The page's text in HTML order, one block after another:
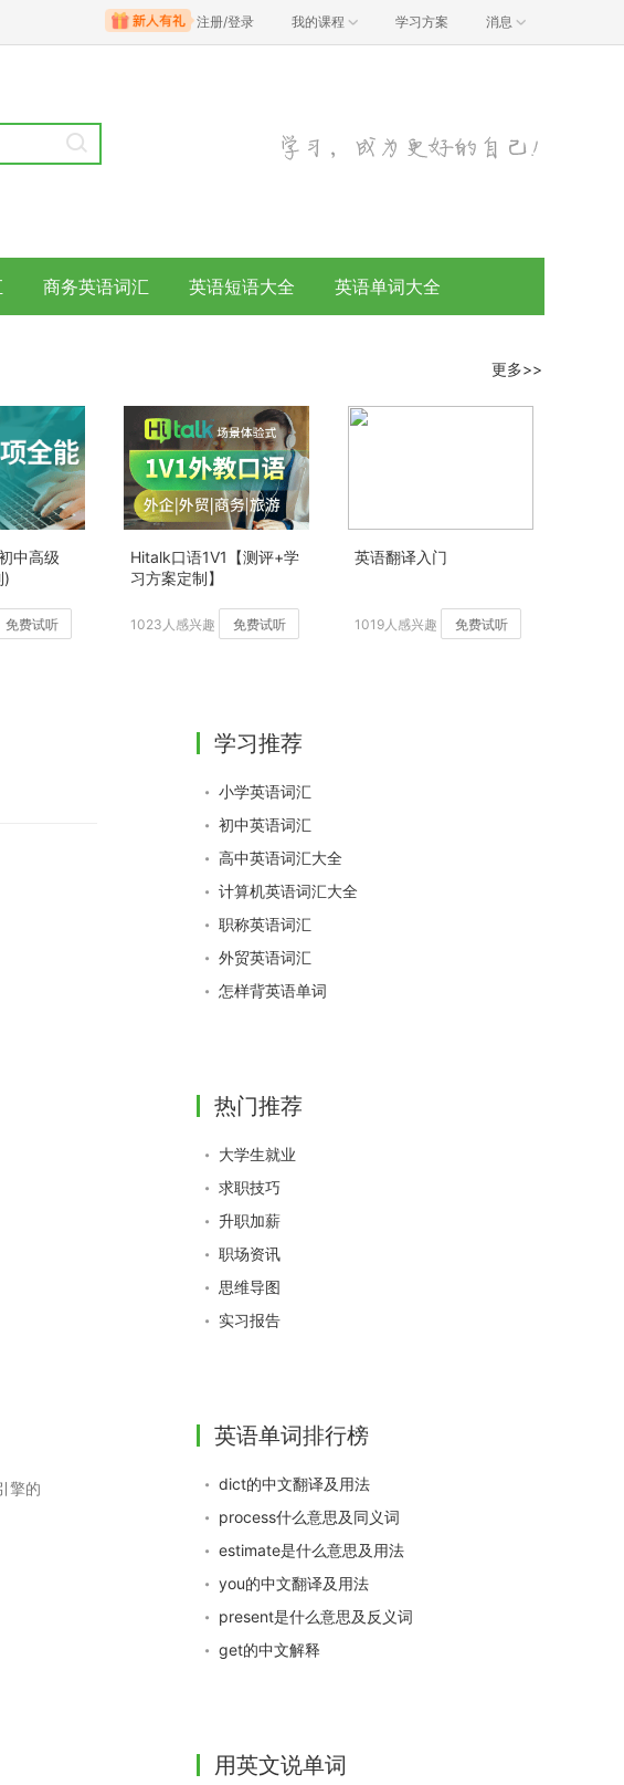
注册/登录 我的课程 学习方案 消息
商务英语词汇 英语短语大全 英语单词大全
更多>>
中高级
)
免费试听
Hitalk口语1V1【测评+学
习方案定制】
1023人感兴趣 免费试听
英语翻译入门
1019人感兴趣 免费试听
擎的
学习推荐
小学英语词汇
初中英语词汇
高中英语词汇大全
计算机英语词汇大全
职称英语词汇
外贸英语词汇
怎样背英语单词
热门推荐
大学生就业
求职技巧
升职加薪
职场资讯
思维导图
实习报告
英语单词排行榜
dict的中文翻译及用法
process什么意思及同义词
estimate是什么意思及用法
you的中文翻译及用法
present是什么意思及反义词
get的中文解释
用英文说单词